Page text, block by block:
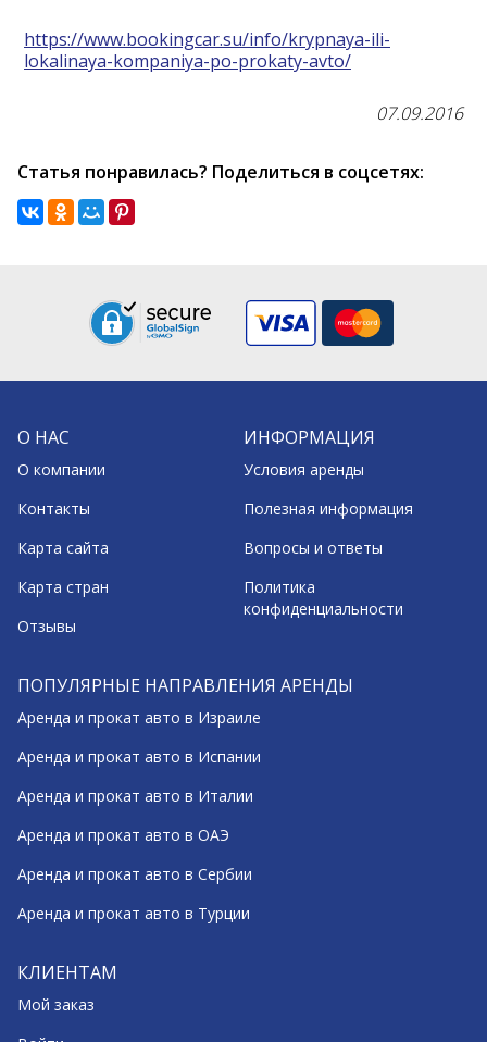
https://www.bookingcar.su/info/krypnaya-ili-
lokalinaya-kompaniya-po-prokaty-avto/
07.09.2016
Статья понравилась? Поделиться в соцсетях:
О НАС
О компании
Контакты
Карта сайта
Карта стран
Отзывы
ИНФОРМАЦИЯ
Условия аренды
Полезная информация
Вопросы и ответы
Политика
конфиденциальности
ПОПУЛЯРНЫЕ НАПРАВЛЕНИЯ АРЕНДЫ
Аренда и прокат авто в Израиле
Аренда и прокат авто в Испании
Аренда и прокат авто в Италии
Аренда и прокат авто в ОАЭ
Аренда и прокат авто в Сербии
Аренда и прокат авто в Турции
КЛИЕНТАМ
Мой заказ